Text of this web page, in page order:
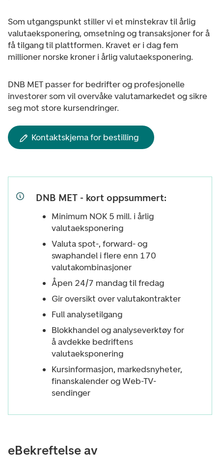
Som utgangspunkt stiller vi et minstekrav til årlig
valutaeksponering, omsetning og transaksjoner for å
få tilgang til plattformen. Kravet er i dag fem
millioner norske kroner i årlig valutaeksponering.
DNB MET passer for bedrifter og profesjonelle
investorer som vil overvåke valutamarkedet og sikre
seg mot store kursendringer.
Kontaktskjema for bestilling
DNB MET - kort oppsummert:
Minimum NOK 5 mill. i årlig
valutaeksponering
Valuta spot-, forward- og
swaphandel i flere enn 170
valutakombinasjoner
Åpen 24/7 mandag til fredag
Gir oversikt over valutakontrakter
Full analysetilgang
Blokkhandel og analyseverktøy for
å avdekke bedriftens
valutaeksponering
Kursinformasjon, markedsnyheter,
finanskalender og Web-TV-
sendinger
eBekreftelse av